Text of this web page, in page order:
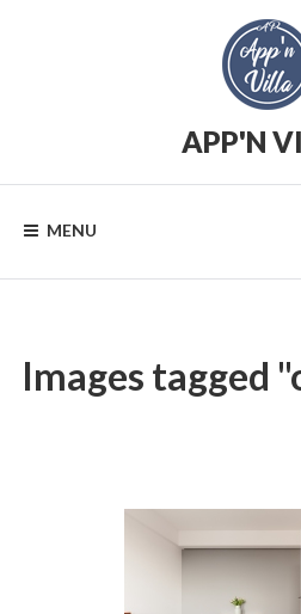
APP'N
saisonnière
MENU
Images tagged